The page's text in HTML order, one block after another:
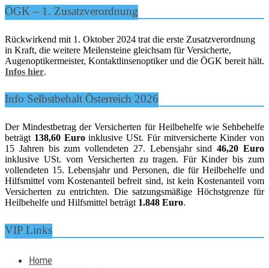
ÖGK – 1. Zusatzverordnung
Rückwirkend mit 1. Oktober 2024 trat die erste Zusatzverordnung
in Kraft, die weitere Meilensteine gleichsam für Versicherte,
Augenoptikermeister, Kontaktlinsenoptiker und die ÖGK bereit hält.
Infos hier.
Info Selbstbehalt Österreich 2026
Der Mindestbetrag der Versicherten für Heilbehelfe wie Sehbehelfe
beträgt 138,60 Euroinklusive USt. Für mitversicherte Kinder von
15 Jahren bis zum vollendeten 27. Lebensjahr sind46,20 Euro
inklusive USt. vom Versicherten zu tragen. Für Kinder bis zum
vollendeten 15. Lebensjahr und Personen, die für Heilbehelfe und
Hilfsmittel vom Kostenanteil befreit sind, ist kein Kostenanteil vom
Versicherten zu entrichten. Die satzungsmäßige Höchstgrenze für
Heilbehelfe und Hilfsmittel beträgt 1.848 Euro.
VIP Links
Home